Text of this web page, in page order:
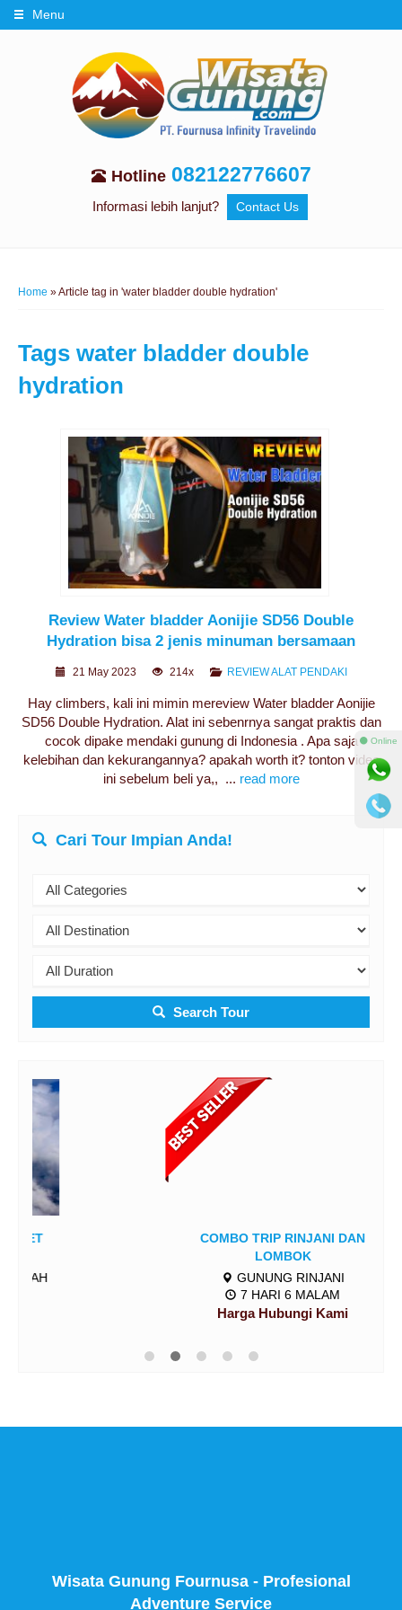
Menu
Hotline 082122776607
Informasi lebih lanjut? Contact Us
Home »Article tag in 'water bladder double hydration'
Tags water bladder double
hydration
Review Water bladder Aonijie SD56 Double
Hydration bisa 2 jenis minuman bersamaan
21 May 2023 214x REVIEW ALAT PENDAKI
Hay climbers, kali ini mimin mereview Water bladder Aonijie
SD56 Double Hydration. Alat ini sebenrnya sangat praktis dan
cocok dipake mendaki gunung di Indonesia . Apa saja
kelebihan dan kekurangannya? apakah worth it? tonton video
ini sebelum beli ya,, ... read more
Cari Tour Impian Anda!
Search Tour
COMBO TRIP RINJANI DAN
GUNUNG RINJANI
7 HARI 6 MALAM
Harga Hubungi Kami
Wisata Gunung Fournusa - Profesional
Adventure Service
⚫ Online